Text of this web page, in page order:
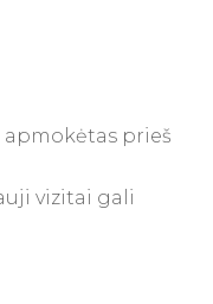
prieš
vizitai gali